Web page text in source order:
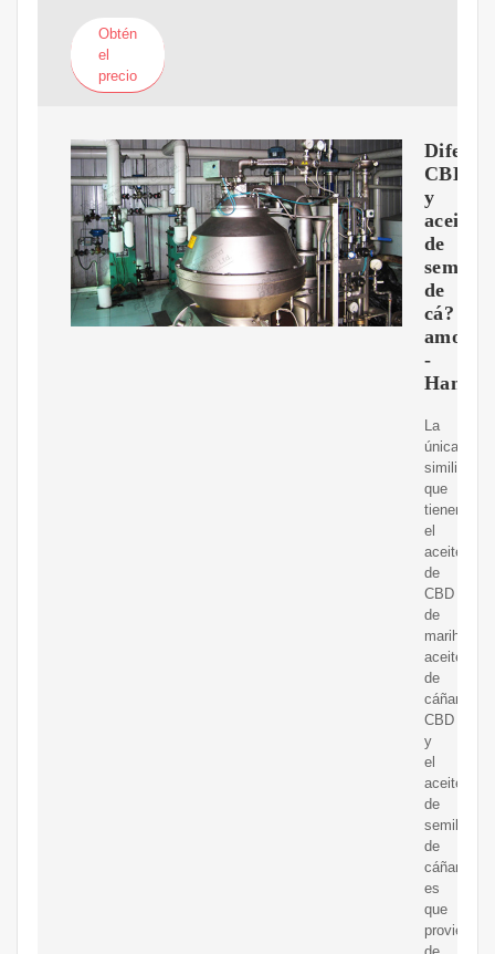
Obtén
el
precio
CBD
y
aceite
de
semilla
de
cá?
amo
-
La
única
similitud
que
tienen
el
aceite
de
CBD
de
marihuana,
aceite
de
cáñamo
CBD
y
el
aceite
de
semilla
de
cáñamo
es
que
provienen